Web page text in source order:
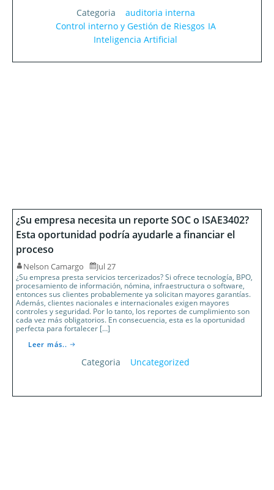
Categoria
auditoria interna
Control interno y Gestión de Riesgos IA
Inteligencia Artificial
¿Su empresa necesita un reporte SOC o ISAE3402?
Esta oportunidad podría ayudarle a financiar el
proceso
Nelson Camargo Jul 27
¿Su empresa presta servicios tercerizados? Si ofrece tecnología, BPO,
procesamiento de información, nómina, infraestructura o software,
entonces sus clientes probablemente ya solicitan mayores garantías.
Además, clientes nacionales e internacionales exigen mayores
controles y seguridad. Por lo tanto, los reportes de cumplimiento son
cada vez más obligatorios. En consecuencia, esta es la oportunidad
perfecta para fortalecer […]
Leer más..
Categoria Uncategorized